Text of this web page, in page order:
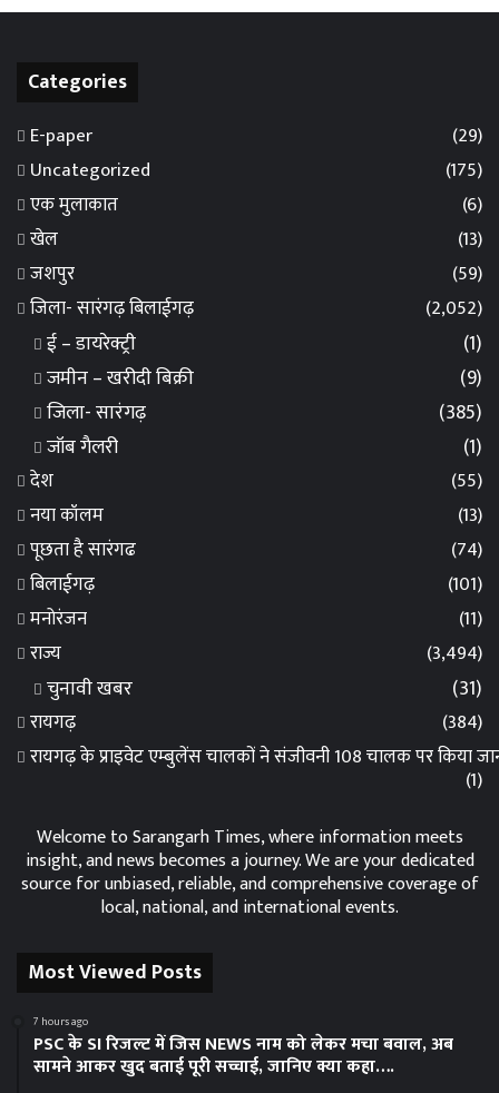
Categories
E-paper
(29)
Uncategorized
(175)
एक मुलाकात
(6)
खेल
(13)
जशपुर
(59)
जिला- सारंगढ़ बिलाईगढ़
(2,052)
ई – डायरेक्ट्री
(1)
जमीन – खरीदी बिक्री
(9)
जिला- सारंगढ़
(385)
जॉब गैलरी
(1)
देश
(55)
नया कॉलम
(13)
पूछता है सारंगढ
(74)
बिलाईगढ़
(101)
मनोरंजन
(11)
राज्य
(3,494)
चुनावी खबर (31)
रायगढ़
(384)
रायगढ़ के प्राइवेट एम्बुलेंस चालकों ने संजीवनी 108 चालक पर किया
(1)
Welcome to Sarangarh Times, where information meets
insight, and news becomes a journey. We are your dedicated
source for unbiased, reliable, and comprehensive coverage of
local, national, and international events.
Most Viewed Posts
7 hours ago
PSC के SI रिजल्ट में जिस NEWS नाम को लेकर मचा बवाल, अब
सामने आकर खुद बताई पूरी सच्चाई, जानिए क्या कहा….